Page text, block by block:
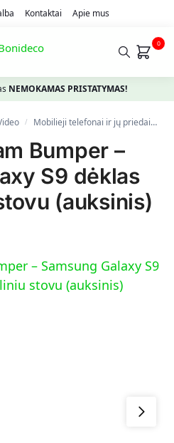
Kontaktai Apie mus
0
NEMOKAMAS PRISTATYMAS!
/ Mobilieji telefonai ir jų priedai
Bumper –
S9 dėklas
(auksinis)